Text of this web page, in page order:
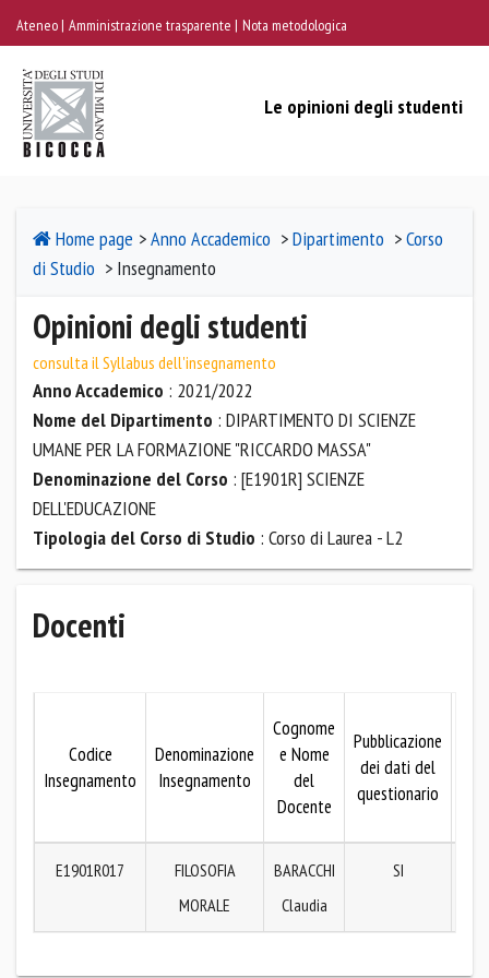
Ateneo Amministrazione trasparente Nota metodologica
Le opinioni degli studenti
Home page >Anno Accademico >Dipartimento >Corso
di Studio > Insegnamento
Opinioni degli studenti
consulta il Syllabus dell'insegnamento
Anno Accademico : 2021/2022
Nome del Dipartimento : DIPARTIMENTO DI SCIENZE
UMANE PER LA FORMAZIONE "RICCARDO MASSA"
Denominazione del Corso : [E1901R] SCIENZE
DELL'EDUCAZIONE
Tipologia del Corso di Studio : Corso di Laurea - L2
Docenti
Codice
Insegnamento
Denominazione
Insegnamento
Cognome
e Nome
del
Docente
Pubblicazione
dei dati del
questionario
E1901R017
FILOSOFIA
MORALE
BARACCHI
Claudia
SI